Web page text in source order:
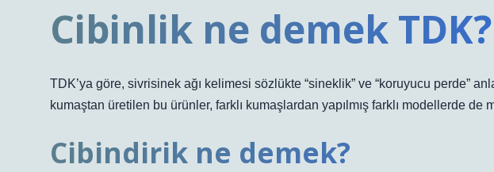
Cibinlik ne demek TDK?
TDK’ya göre, sivrisinek ağı kelimesi sözlükte “sineklik” ve “koruyucu perde”
kumaştan üretilen bu ürünler, farklı kumaşlardan yapılmış farklı modellerde de
Cibindirik ne demek?